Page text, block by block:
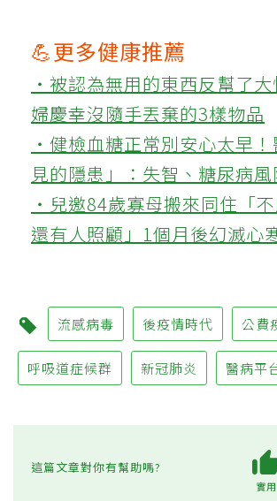
💪更多健康推薦
‧被認為無用的東西反幫了
婦慶幸沒隨手丟棄的3樣物品
‧健檢血糖正常別安心太早
見的隱患」：失智、糖尿病風
‧兒邀84歲寡母搬來同住「
還有人照顧」1個月後幻滅心
流感病毒 後疫情時代 公費
呼吸道症候群 新冠肺炎 醫病平
這篇文章對你有幫助嗎?
實用